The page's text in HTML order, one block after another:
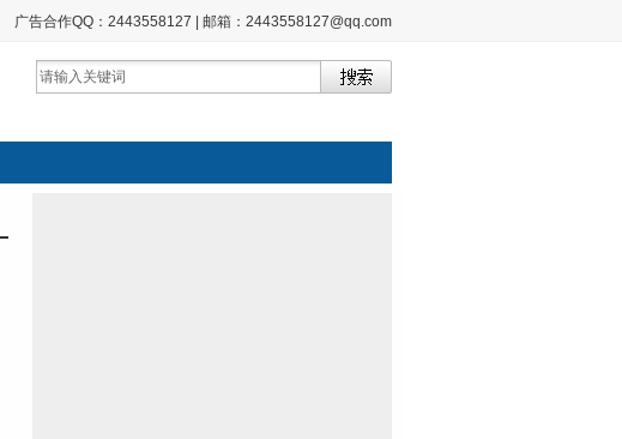
广告合作QQ：2443558127 | 邮箱：2443558127@qq.com